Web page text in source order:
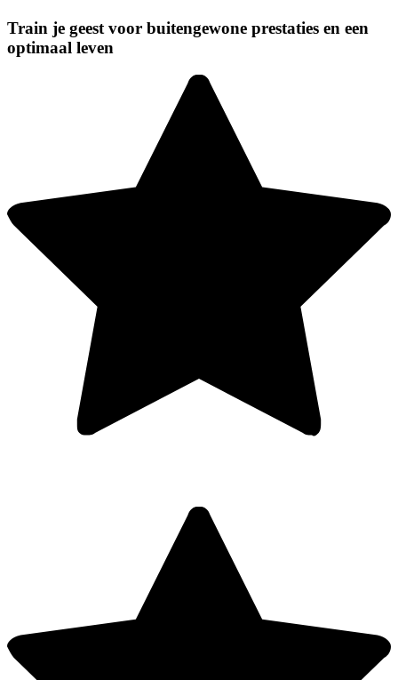
Train je geest voor buitengewone prestaties en een
optimaal leven